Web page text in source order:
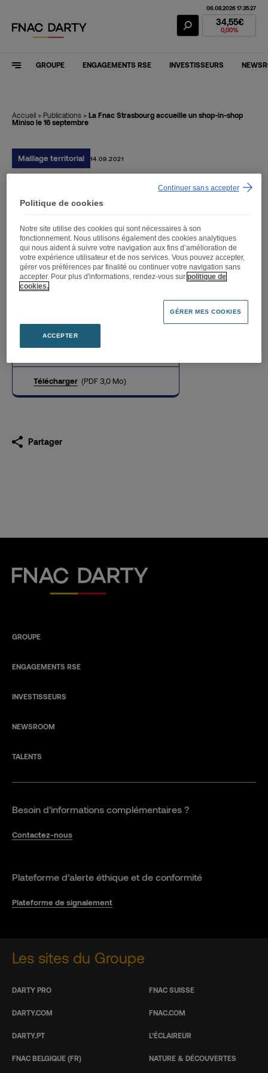
Action Fnac
06.08.2026 17:35:27
34,55€
0,00%
GROUPE ENGAGEMENTS RSE INVESTISSEURS
Accueil > Publications > La Fnac Strasbourg accueille un shop-in-shop
Miniso le 16 septembre
Maillage territorial 14.09.2021
La Fnac Strasbourg
accueille un shop-in-shop
Miniso le 16 septembre
14.09.2021
Télécharger (PDF 3,0 Mo)
Partager
Fnac Darty
GROUPE
ENGAGEMENTS RSE
INVESTISSEURS
NEWSROOM
TALENTS
Besoin d'informations complémentaires ?
Contactez-nous
Plateforme d’alerte éthique et de conformité
Plateforme de signalement
Les sites du Groupe
DARTY PRO
DARTY.COM
DARTY.PT
FNAC BELGIQUE (FR)
FNAC SUISSE
FNAC.COM
L’ÉCLAIREUR
NATURE & DÉCOUVERTES
Politique de cookies
Notre site utilise des cookies qui sont nécessaires à son
fonctionnement. Nous utilisons également des cookies analytiques
qui nous aident à suivre votre navigation aux fins d’amélioration de
votre expérience utilisateur et de nos services. Vous pouvez accepter,
gérer vos préférences par finalité ou continuer votre navigation sans
accepter. Pour plus d'informations, rendez-vous surpolitique de
cookies.
GÉRER MES COOKIES
ACCEPTER
Continuer sans accepter